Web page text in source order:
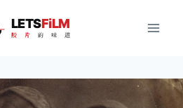
LETSFiLM
胶 片 的 味 道